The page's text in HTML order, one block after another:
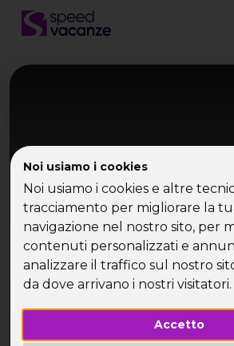
Noi usiamo i cookies
Noi usiamo i cookies e altre
tracciamento per migliorare la
navigazione nel nostro sito, per
contenuti personalizzati e
analizzare il traffico sul nostro
da dove arrivano i nostri visitatori.
Accetto
Toscana
Weekend a cavallo